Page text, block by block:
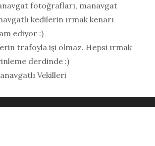
fotoğrafları, manavgat
kedilerin ırmak kenarı
ediyor :)
trafoyla işi olmaz. Hepsi ırmak
derdinde :)
Vekilleri